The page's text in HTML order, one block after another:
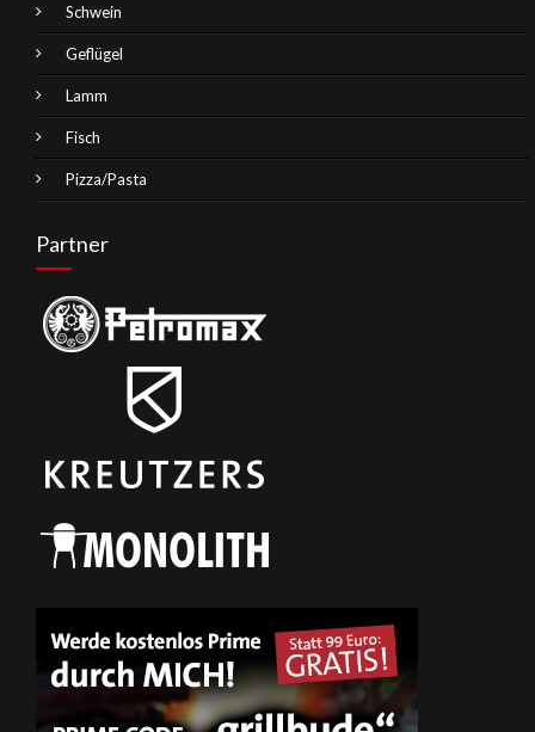
Schwein
Geflügel
Lamm
Fisch
Pizza/Pasta
Partner